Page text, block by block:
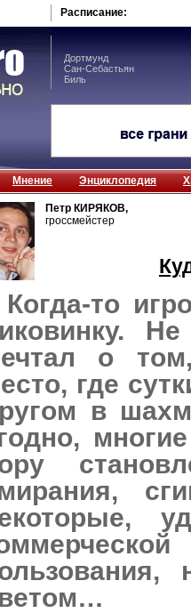
Расписание:
Дортмунд
Сан-Себастьян
Биль
Мнение Энциклопедия
Петр КИРЯКОВ,
гроссмейстер
то
о
где
в